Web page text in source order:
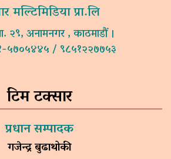
मल्टिमिडिया प्रा.लि
२९, अनामनगर , काठमाडौं ।
५७०५४४५ / ९८५१२२७७५३
टिम टक्सार
प्रधान सम्पादक
गजेन्द्र बुढाथोकी